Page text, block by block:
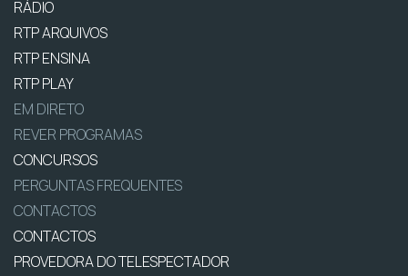
RÁDIO
RTP ARQUIVOS
RTP ENSINA
RTP PLAY
EM DIRETO
REVER PROGRAMAS
CONCURSOS
PERGUNTAS FREQUENTES
CONTACTOS
CONTACTOS
PROVEDORA DO TELESPECTADOR